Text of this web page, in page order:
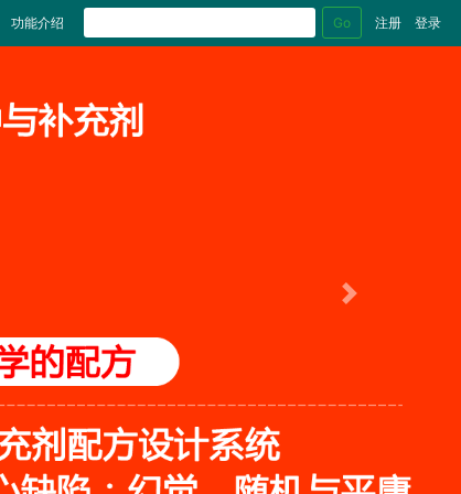
功能介绍 Go 注册 登录
Next